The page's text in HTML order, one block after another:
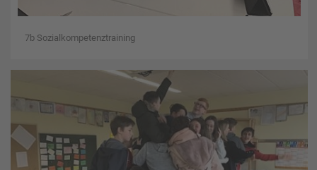
7b Sozialkompetenztraining